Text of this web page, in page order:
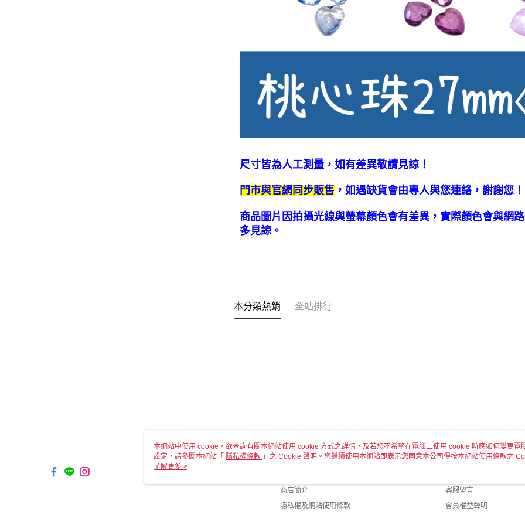
尺寸皆為人工測量，如有差異敬請見諒！
門市與官網同步販售 ，如遇缺貨會由專人與您連絡，謝謝您！
商品圖片因拍攝光線與螢幕顏色會有差異，實際顏色會與網
多見諒。
本分類熱銷 全站排行
關於我們
商店簡介
隱私權及網站使用條款
客服資訊
客服留言
會員權益聲明
本網站中使用 cookie，欲查詢有關本網站使用 cookie 方式之詳情，及若您不希望在電腦上使用 cookie 時應如何變更電
設定，請參閱本網站「 隱私權條款 」之 Cookie 聲明。您繼續使用本網站即表示您同意本公司得按本網站使用條款之
使用 cookie。
了解更多 >